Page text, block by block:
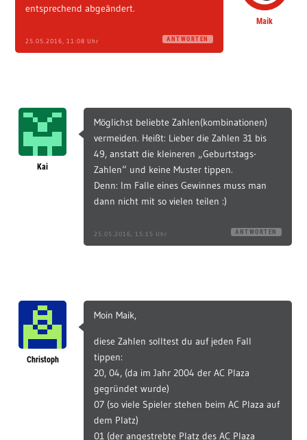
Maik
entsprechend abgeändert.
25.05.2016, 11:08 Uhr ANTWORTEN
Kai
Möglichst beliebte Zahlen(kombinationen)
vermeiden. Heißt: Lieber die Zahlen 31 bis
49, anstatt die kleineren „Geburtstags-
Zahlen“ und keine Muster tippen.
Denn: Im Falle eines Gewinnes muss man
dann nicht mit so vielen teilen :)
25.05.2016, 15:15 Uhr ANTWORTEN
Christoph
Moin Maik,
diese Zahlen solltest du auf jeden Fall
tippen:
20, 04, (da im Jahr 2004 der AC Plaza
gegründet wurde)
07 (so viele Spieler stehen beim AC Plaza auf
dem Platz)
01 (der angestrebte Platz des AC Plaza